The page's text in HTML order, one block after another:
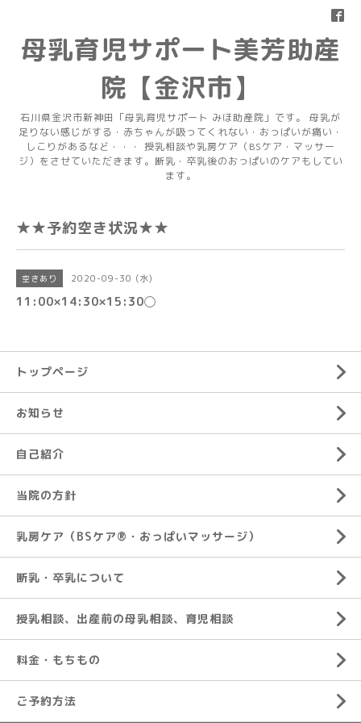
母乳育児サポート美芳助産
院【金沢市】
石川県金沢市新神田「母乳育児サポート みほ助産院」です。 母乳が
足りない感じがする・赤ちゃんが吸ってくれない・おっぱいが痛い・
しこりがあるなど・・・ 授乳相談や乳房ケア（BSケア・マッサー
ジ）をさせていただきます。断乳・卒乳後のおっぱいのケアもしてい
ます。
★★予約空き状況★★
空きあり 2020-09-30 (水)
11:00×14:30×15:30◯
トップページ
お知らせ
自己紹介
当院の方針
乳房ケア（BSケア®︎・おっぱいマッサージ）
断乳・卒乳について
授乳相談、出産前の母乳相談、育児相談
料金・もちもの
ご予約方法